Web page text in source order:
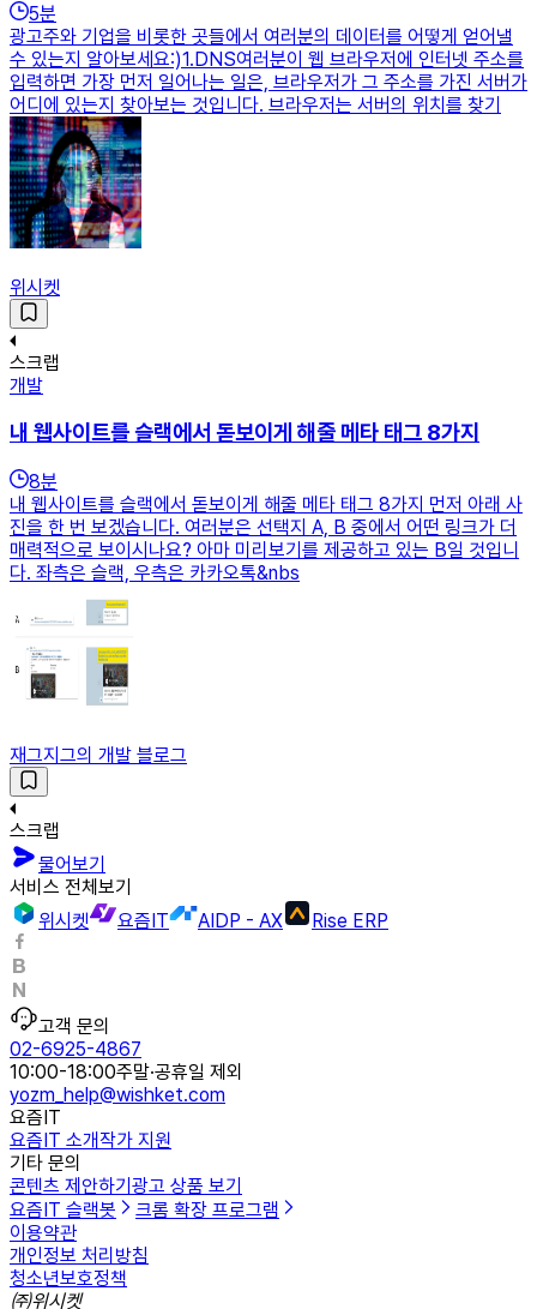
5분
광고주와 기업을 비롯한 곳들에서 여러분의 데이터를 어떻게 얻어낼
수 있는지 알아보세요:)​1.DNS여러분이 웹 브라우저에 인터넷 주소를
입력하면 가장 먼저 일어나는 일은, 브라우저가 그 주소를 가진 서버가
어디에 있는지 찾아보는 것입니다. 브라우저는 서버의 위치를 찾기
위시켓
스크랩
개발
내 웹사이트를 슬랙에서 돋보이게 해줄 메타 태그 8가지
8분
내 웹사이트를 슬랙에서 돋보이게 해줄 메타 태그 8가지 먼저 아래 사
진을 한 번 보겠습니다. 여러분은 선택지 A, B 중에서 어떤 링크가 더
매력적으로 보이시나요? 아마 미리보기를 제공하고 있는 B일 것입니
다. 좌측은 슬랙, 우측은 카카오톡&nbs
재그지그의 개발 블로그
스크랩
물어보기
서비스 전체보기
위시켓
요즘IT AIDP - AX Rise ERP
고객 문의
02-6925-4867
10:00-18:00주말·공휴일 제외
yozm_help@wishket.com
요즘IT
요즘IT 소개작가 지원
기타 문의
콘텐츠 제안하기 광고 상품 보기
요즘IT 슬랙봇
크롬 확장 프로그램
이용약관
개인정보 처리방침
청소년보호정책
㈜위시켓